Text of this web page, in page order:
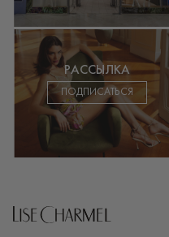
РАССЫЛКА
ПОДПИСАТЬСЯ